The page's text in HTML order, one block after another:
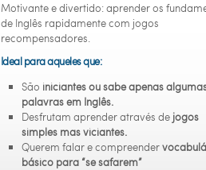
Motivante e divertido: aprender os
de Inglês rapidamente com jogos
recompensadores.
Ideal para aqueles que:
São iniciantesou sabe apenas
palavras em Inglês.
Desfrutam aprender através de jogos
simples mas viciantes.
Querem falar e compreender
básico para “se safarem”